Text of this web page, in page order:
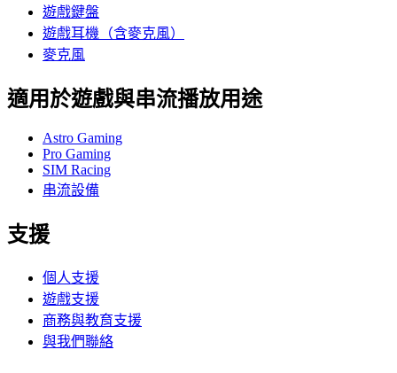
遊戲鍵盤
遊戲耳機（含麥克風）
麥克風
適用於遊戲與串流播放用途
Astro Gaming
Pro Gaming
SIM Racing
串流設備
支援
個人支援
遊戲支援
商務與教育支援
與我們聯絡